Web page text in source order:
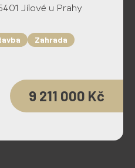
Jílové u Prahy
Zahrada
9 211 000 Kč